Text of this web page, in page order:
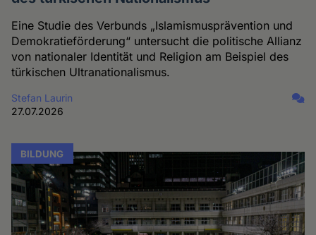
Eine Studie des Verbunds „Islamismusprävention und
Demokratieförderung“ untersucht die politische Allianz
von nationaler Identität und Religion am Beispiel des
türkischen Ultranationalismus.
Stefan Laurin
27.07.2026
BILDUNG